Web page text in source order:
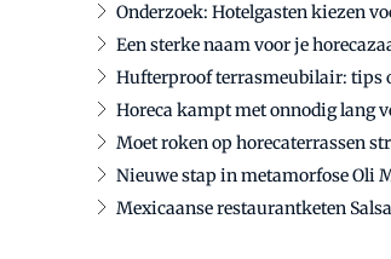
Onderzoek: Hotelgasten kiezen
Een sterke naam voor je
Hufterproof terrasmeubilair: tips
Horeca kampt met onnodig lang
Moet roken op horecaterrassen
Nieuwe stap in metamorfose Oli
Mexicaanse restaurantketen